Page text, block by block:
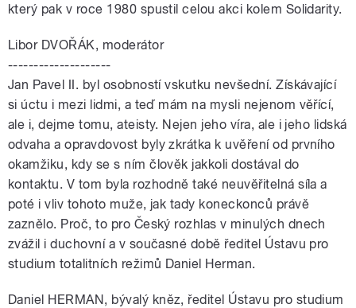
který pak v roce 1980 spustil celou akci kolem Solidarity.
Libor DVOŘÁK, moderátor
--------------------
Jan Pavel II. byl osobností vskutku nevšední. Získávající
si úctu i mezi lidmi, a teď mám na mysli nejenom věřící,
ale i, dejme tomu, ateisty. Nejen jeho víra, ale i jeho lidská
odvaha a opravdovost byly zkrátka k uvěření od prvního
okamžiku, kdy se s ním člověk jakkoli dostával do
kontaktu. V tom byla rozhodně také neuvěřitelná síla a
poté i vliv tohoto muže, jak tady koneckonců právě
zaznělo. Proč, to pro Český rozhlas v minulých dnech
zvážil i duchovní a v současné době ředitel Ústavu pro
studium totalitních režimů Daniel Herman.
Daniel HERMAN, bývalý kněz, ředitel Ústavu pro studium